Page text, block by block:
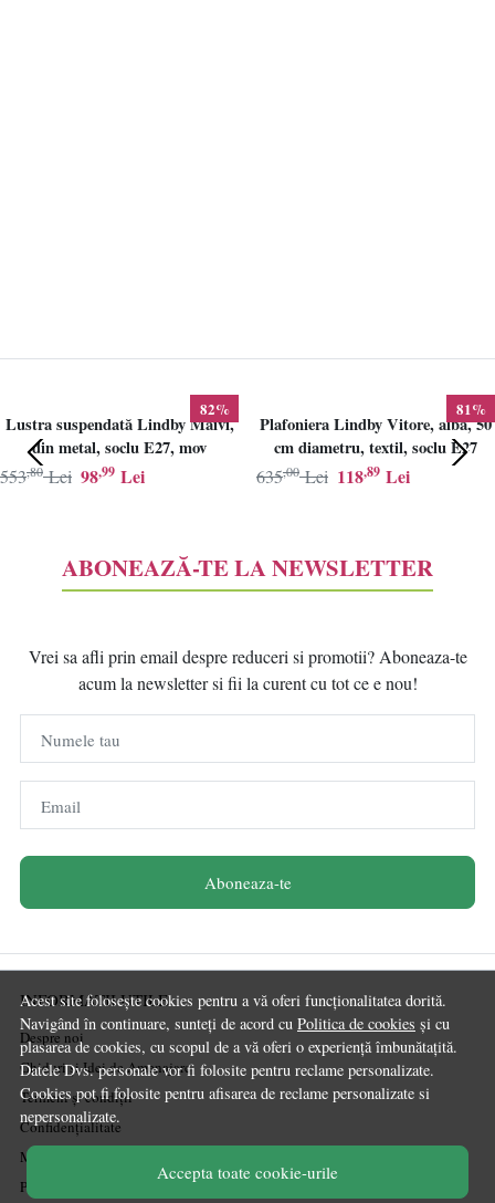
Acest site folosește cookies pentru a vă oferi funcționalitatea dorită.
Navigând în continuare, sunteți de acord cu Politica de cookies și cu
plasarea de cookies, cu scopul de a vă oferi o experiență îmbunătațită.
Datele Dvs. personale vor fi folosite pentru reclame personalizate.
Cookies pot fi folosite pentru afisarea de reclame personalizate si
nepersonalizate.
Accepta toate cookie-urile
82%
Lustra suspendată Lindby Maivi,
din metal, soclu E27, mov
98,99 Lei
553,80 Lei
81%
Plafoniera Lindby Vitore, alba, 50
cm diametru, textil, soclu E27
118,89 Lei
635,00 Lei
ABONEAZĂ-TE LA NEWSLETTER
Vrei sa afli prin email despre reduceri si promotii? Aboneaza-te
acum la newsletter si fii la curent cu tot ce e nou!
Numele tau
Email
Aboneaza-te
INFORMATII UTILE
Despre noi
Ghiduri și Idei de Amenajare
Termeni și condiții
Confidențialitate
Mărturiile clienților
Politica de Cookies